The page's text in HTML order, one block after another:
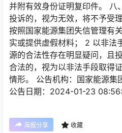
并附有效身份证明复印件。 八
投诉的，视为无效，将不予受
按照国家能源集团失信管理有
实或提供虚假材料； 2 以非法
源的合法性存在明显疑问，且
合法的，视为以非法手段取得
情形。 公告机构：国家能源集
公告日期：2024-01-23
海报分享 收藏